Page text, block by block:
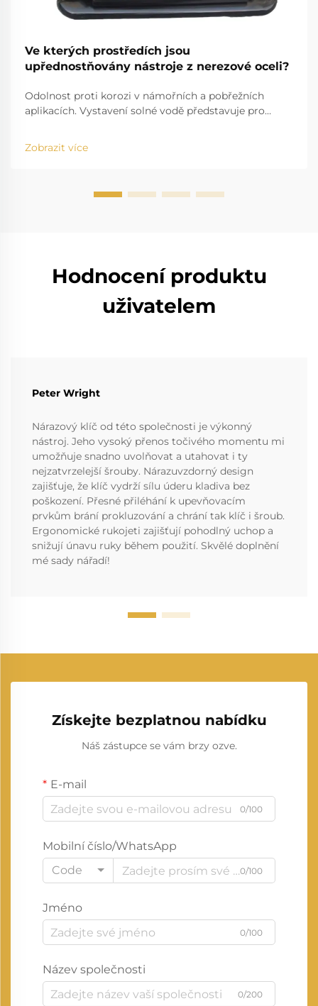
Ve kterých prostředích jsou
upřednostňovány nástroje z nerezové oceli?
Odolnost proti korozi v námořních a pobřežních
aplikacích. Vystavení solné vodě představuje pro
problém solné vody, která se zabodává do běžných
nástrojů a způsobuje jejich poškození, je dobře známý.
Zobrazit více
Hodnocení produktu
uživatelem
Peter Wright
Nárazový klíč od této společnosti je výkonný
nástroj. Jeho vysoký přenos točivého momentu mi
umožňuje snadno uvolňovat a utahovat i ty
nejzatvrzelejší šrouby. Nárazuvzdorný design
zajišťuje, že klíč vydrží sílu úderu kladiva bez
poškození. Přesné přiléhání k upevňovacím
prvkům brání prokluzování a chrání tak klíč i šroub.
Ergonomické rukojeti zajišťují pohodlný uchop a
snižují únavu ruky během použití. Skvělé doplnění
mé sady nářadí!
Získejte bezplatnou nabídku
Náš zástupce se vám brzy ozve.
E-mail
0/100
Mobilní číslo/WhatsApp
Code
0/100
Jméno
0/100
Název společnosti
0/200